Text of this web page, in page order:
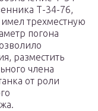
Т-34-76,
трехместную
погона
разместить
члена
от роли